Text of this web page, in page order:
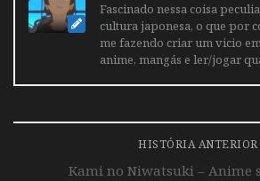
Fascinado nessa coisa
cultura japonesa, o que por
me fazendo criar um vicio
anime, mangás e ler/jogar
HISTÓRIA ANTERIOR
Kami no Niwatsuki – Anime